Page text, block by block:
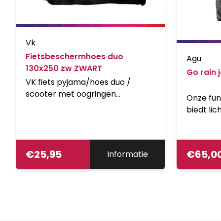
Vk
Fietsbeschermhoes duo
130x250 zw ZWART
VK fiets pyjama/hoes duo /
scooter met oogringen
€25,95 Informatie
Agu
Go rain
Onze
biedt
zeer
€